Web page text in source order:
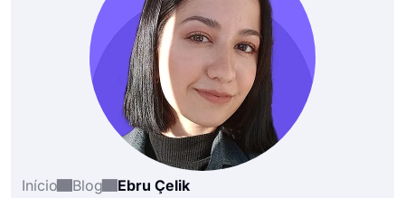
Recursos
Início Blog Ebru Çelik